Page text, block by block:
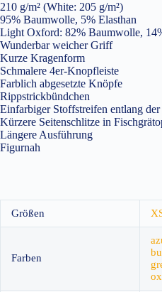
210 g/m² (White: 205 g/m²)
95% Baumwolle, 5% Elasthan
Light Oxford: 82% Baumwolle,
Wunderbar weicher Griff
Kurze Kragenform
Schmalere 4er-Knopfleiste
Farblich abgesetzte Knöpfe
Rippstrickbündchen
Einfarbiger Stoffstreifen entlang
Kürzere Seitenschlitze in
Längere Ausführung
Figurnah
Größen
Farben